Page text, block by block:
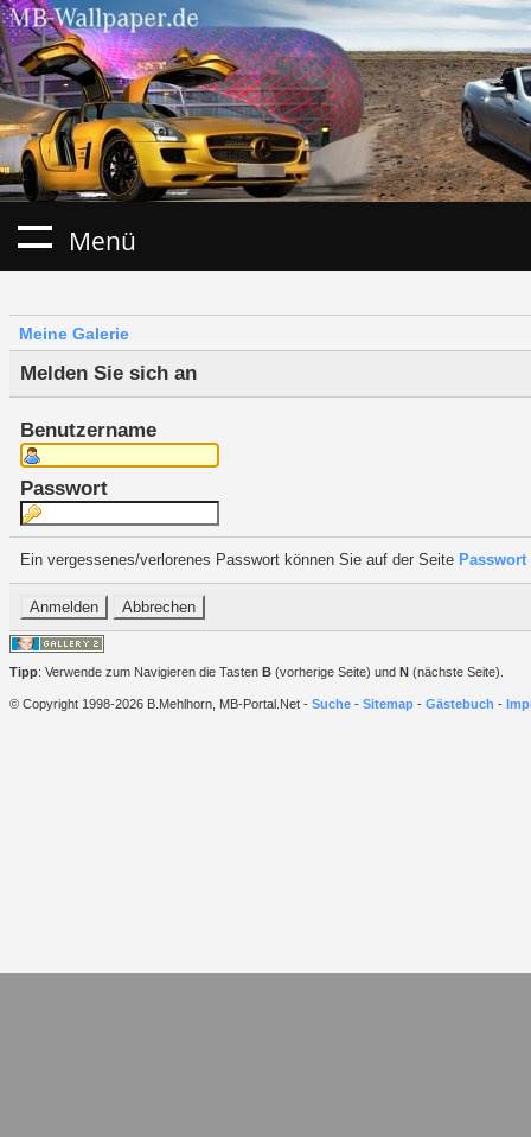
Menü
Meine Galerie
Melden Sie sich an
Benutzername
Passwort
Ein vergessenes/verlorenes Passwort können Sie auf der Seite
Tipp: Verwende zum Navigieren die Tasten B (vorherige Seite) und N (nächste Seite).
© Copyright 1998-2026 B.Mehlhorn, MB-Portal.Net - Suche - Sitemap - Gästebuch -